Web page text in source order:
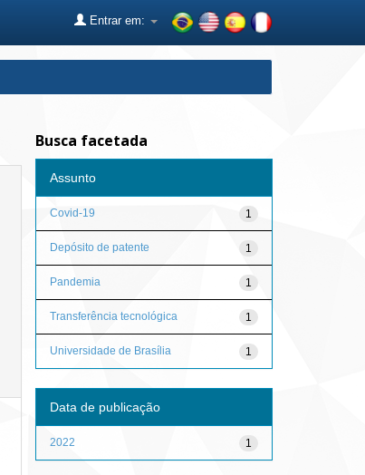
Entrar em:
Busca facetada
Assunto
1
Covid-19
1
Depósito de patente
1
Pandemia
1
Transferência tecnológica
1
Universidade de Brasília
Data de publicação
1
2022